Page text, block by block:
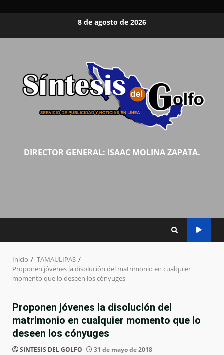
8 de agosto de 2026
DIRECTOR GENERAL: ISAAC MOLINA ZAPATA.
Inicio
TAMAULIPAS
Proponen jóvenes la disolución del matrimonio en cualquier
momento que lo deseen los cónyuges
Proponen jóvenes la disolución del
matrimonio en cualquier momento que lo
deseen los cónyuges
SINTESIS DEL GOLFO 31 de mayo de 2018